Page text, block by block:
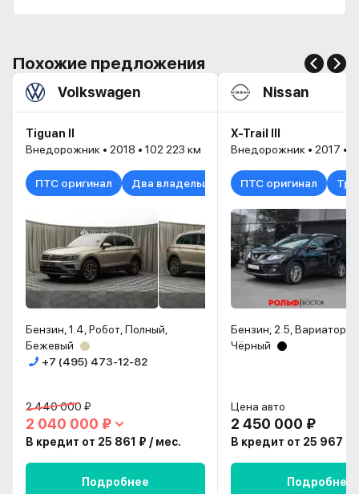
Похожие предложения
Volkswagen
Tiguan II
Внедорожник • 2018 • 102 223 км
ПТС оригинал Два владельца
Бензин, 1.4, Робот, Полный,
Бежевый
+7 (495) 473-12-82
2 440 000 ₽
2 040 000 ₽
В кредит от 25 861 ₽ / мес.
Подробнее
Nissan
X-Trail III
Внедорожник • 2017 •
ПТС оригинал
Бензин, 2.5, Вариатор,
Чёрный
Цена авто
2 450 000 ₽
В кредит от 25 967 ₽
Подробнее